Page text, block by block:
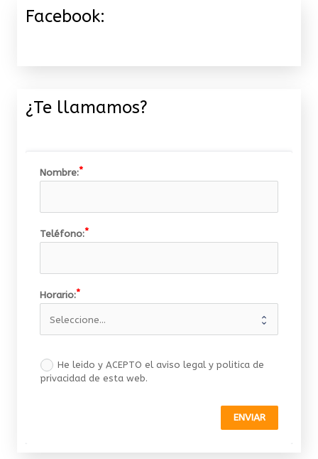
Facebook:
¿Te llamamos?
Nombre:
Teléfono:
Horario:
He leido y ACEPTO el aviso legal y politica de
privacidad de esta web.
ENVIAR